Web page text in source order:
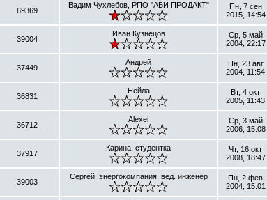
69369
Вадим Чухлебов, РПО "АБИ ПРОДАКТ"
Пн, 7 сен
2015, 14:54
39004
Иван Кузнецов
Ср, 5 май
2004, 22:17
37449
Андрей
Пн, 23 авг
2004, 11:54
36831
Нейла
Вт, 4 окт
2005, 11:43
36712
Alexei
Ср, 3 май
2006, 15:08
37917
Карина, студентка
Чт, 16 окт
2008, 18:47
39003
Сергей, энергокомпания, вед. инженер
Пн, 2 фев
2004, 15:01